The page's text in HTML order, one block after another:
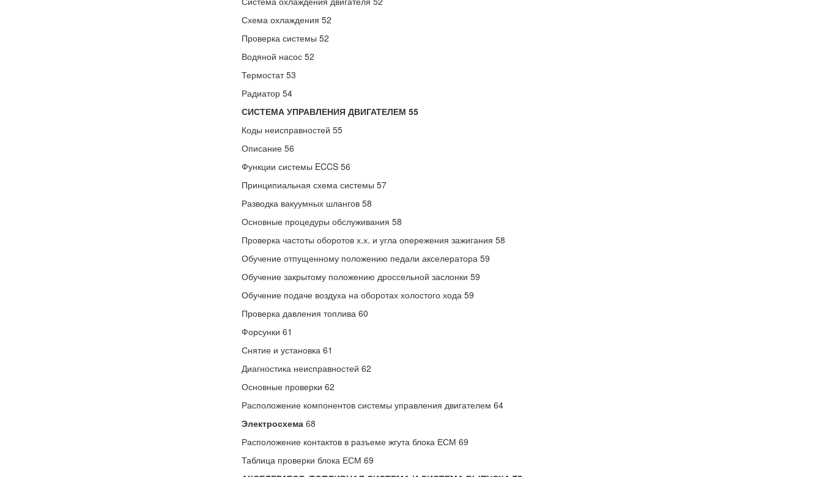
Схема охлаждения 52
Проверка системы 52
Водяной насос 52
Термостат 53
Радиатор 54
СИСТЕМА УПРАВЛЕНИЯ ДВИГАТЕЛЕМ 55
Коды неисправностей 55
Описание 56
Функции системы ECCS 56
Принципиальная схема системы 57
Разводка вакуумных шлангов 58
Основные процедуры обслуживания 58
Проверка частоты оборотов х.х. и угла опережения зажигания 58
Обучение отпущенному положению педали акселератора 59
Обучение закрытому положению дроссельной заслонки 59
Обучение подаче воздуха на оборотах холостого хода 59
Проверка давления топлива 60
Форсунки 61
Снятие и установка 61
Диагностика неисправностей 62
Основные проверки 62
Расположение компонентов системы управления двигателем 64
Электросхема 68
Расположение контактов в разъеме жгута блока ЕСМ 69
Таблица проверки блока ЕСМ 69